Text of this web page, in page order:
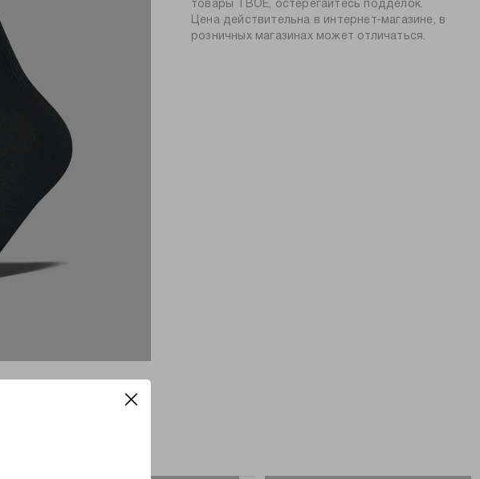
стильно и при этом легко комбинируется с
разной одеждой и обувью.
узор:
животные
количество пар:
3
товары ТВОЕ, остерегайтесь подделок.
Цена действительна в интернет-магазине, в
розничных магазинах может отличаться.